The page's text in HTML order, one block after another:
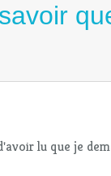
lu que je